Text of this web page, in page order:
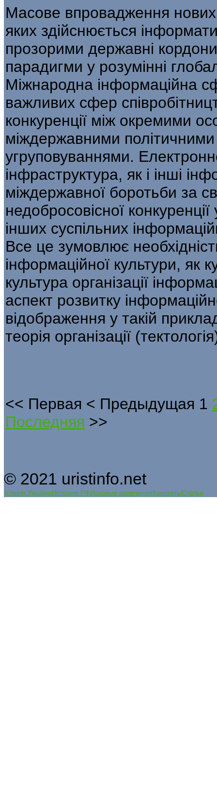
Масове впровадження нових
яких здійснюється
прозорими державні
парадигми у розумінні
Міжнародна інформаційна
важливих сфер
конкуренції між окремими
міждержавними
угруповуваннями.
інфраструктура, як і інші
міждержавної боротьби за
недобросовісної
інших суспільних
Все це зумовлює
інформаційної культури, як
культура організації
аспект розвитку
відображення у такій
теорія організації
<< Первая < Предыдущая 1
Последняя >>
© 2021 uristinfo.net
Історія УкраїниИстория РФИсковые заявленияКонтактыСтатьи